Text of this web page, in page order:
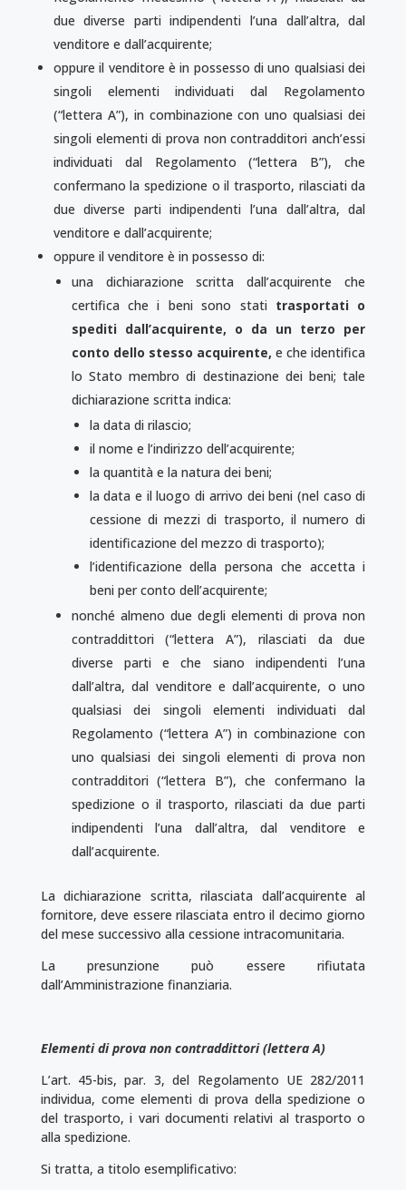
due diverse parti indipendenti l’una dall’al­tra, dal
venditore e dall’acquirente;
oppure il venditore è in possesso di uno qualsiasi dei
singoli elementi individuati dal Regolamento
(“lettera A”), in combinazione con uno qualsiasi dei
singoli elementi di prova non con­trad­ditori anch’essi
individuati dal Regolamento (“lettera B”), che
confermano la spedizione o il trasporto, rilasciati da
due diverse parti indipendenti l’una dall’altra, dal
venditore e dall’acqui­rente;
oppure il venditore è in possesso di:
una dichiarazione scritta dall’acquirente che
certifica che i beni sono stati trasportati o
spediti dall’acquirente, o da un terzo per
conto dello stesso acquirente,e che identifica
lo Stato membro di destinazione dei beni; tale
dichiarazione scritta indica:
la data di rilascio;
il nome e l’indirizzo dell’acquirente;
la quantità e la natura dei beni;
la data e il luogo di arrivo dei beni (nel caso di
cessione di mezzi di trasporto, il numero di
identificazione del mezzo di trasporto);
l’identificazione della persona che accetta i
beni per conto dell’acquirente;
nonché almeno due degli elementi di prova non
contraddittori (“lettera A”), rilasciati da due
diverse parti e che siano indipendenti l’una
dall’altra, dal venditore e dall’acquirente, o uno
qualsiasi dei singoli elementi individuati dal
Regolamento (“lettera A”) in combi­na­zione con
uno qualsiasi dei singoli elementi di prova non
contradditori (“lettera B”), che confermano la
spedizione o il trasporto, rilasciati da due parti
indipendenti l’una dall’altra, dal venditore e
dall’acquirente.
La dichiarazione scritta, rilasciata dall’acquirente al
fornitore, deve essere rilasciata entro il decimo giorno
del mese successivo alla cessione intracomunitaria.
La presunzione può essere rifiutata
dall’Amministrazione finanziaria.
Elementi di prova non contraddittori (lettera A)
L’art. 45-bis, par. 3, del Regolamento UE 282/2011
individua, come elementi di prova della spe­dizione o
del trasporto, i vari documenti relativi al trasporto o
alla spedizione.
Si tratta, a titolo esemplificativo: